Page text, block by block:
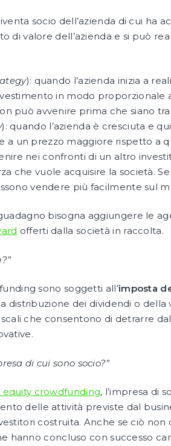
socio dell’azienda di cui ha
di valore dell’azienda e si può
): quando l’azienda inizia a
in modo
può avvenire prima che siano
): quando l’azienda è cresciuta e
un prezzo maggiore rispetto a
nei confronti di un altro
che vuole acquisire la società.
vendere più facilmente sul
bisogna aggiungere le
offerti dalla società in raccolta.
sono soggetti all’imposta
distribuzione dei dividendi o
che consentono di detrarre
di cui sono socio?”
crowdfunding, l’impresa di
delle attività previste dal
costruita. Anche se ciò
hanno concluso con successo